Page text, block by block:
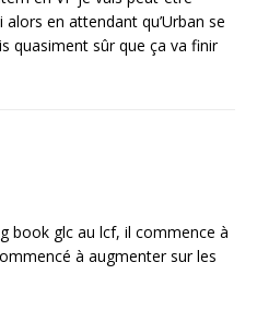
alors en attendant qu’Urban se
quasiment sûr que ça va finir
book glc au lcf, il commence à
à augmenter sur les